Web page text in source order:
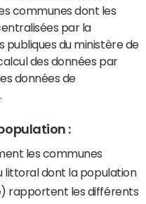
communes dont les
par la
publiques du ministère de
des données par
données de
:
les communes
littoral dont la population
rapportent les différents